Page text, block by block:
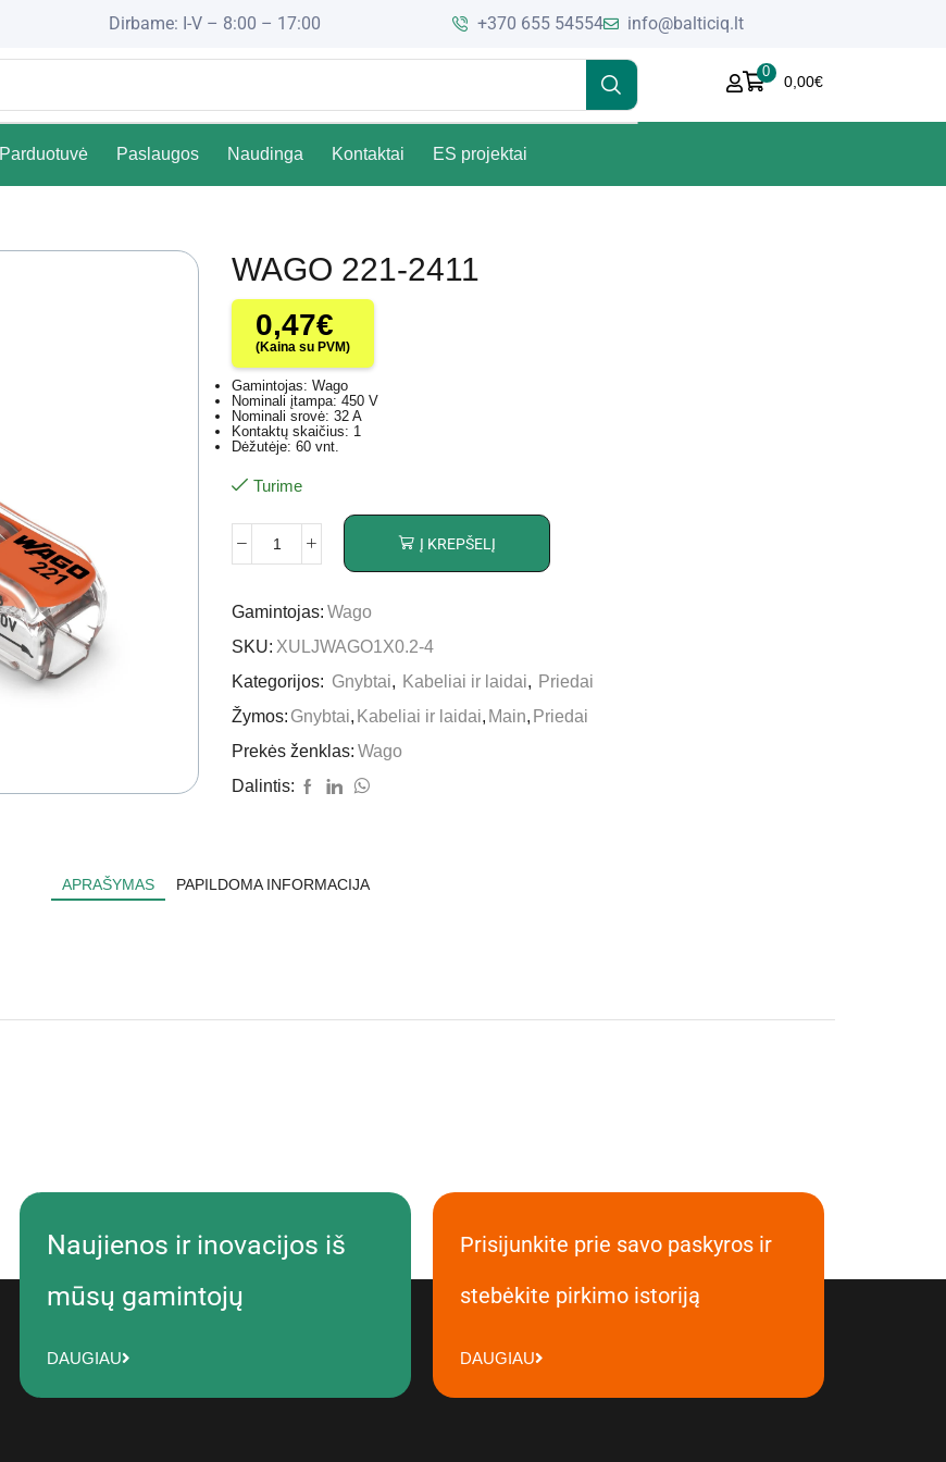
Dirbame: I-V – 8:00 – 17:00 +370 655 54554 info@balticiq.lt
0
0,00€
Parduotuvė Paslaugos Naudinga Kontaktai ES projektai
WAGO 221-2411
0,47€
(Kaina su PVM)
Gamintojas: Wago
Nominali įtampa: 450 V
Nominali srovė: 32 A
Kontaktų skaičius: 1
Dėžutėje: 60 vnt.
Turime
Į KREPŠELĮ
Gamintojas: Wago
SKU: XULJWAGO1X0.2-4
Kategorijos: Gnybtai, Kabeliai ir laidai, Priedai
Žymos: Gnybtai, Kabeliai ir laidai, Main, Priedai
Prekės ženklas: Wago
Dalintis:
APRAŠYMAS PAPILDOMA INFORMACIJA
Naujienos ir inovacijos iš
mūsų gamintojų
DAUGIAU
Prisijunkite prie savo paskyros ir
stebėkite pirkimo istoriją
DAUGIAU